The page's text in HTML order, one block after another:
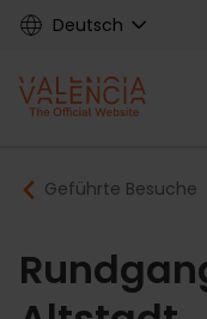
Skip
content
Deutsch
Main
navigation
Geführte Besuche